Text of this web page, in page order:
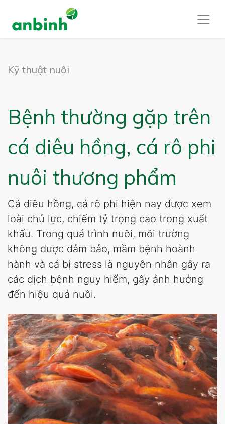
Kỹ thuật nuôi
Bệnh thường gặp trên
cá diêu hồng, cá rô phi
nuôi thương phẩm
Cá diêu hồng, cá rô phi hiện nay được xem
loài chủ lực, chiếm tỷ trọng cao trong xuất
khẩu. Trong quá trình nuôi, môi trường
không được đảm bảo, mầm bệnh hoành
hành và cá bị stress là nguyên nhân gây ra
các dịch bệnh nguy hiểm, gây ảnh hưởng
đến hiệu quả nuôi.